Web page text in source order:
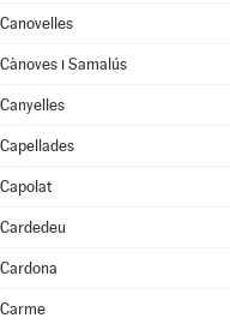
Canovelles
Cànoves i Samalús
Canyelles
Capellades
Capolat
Cardedeu
Cardona
Carme